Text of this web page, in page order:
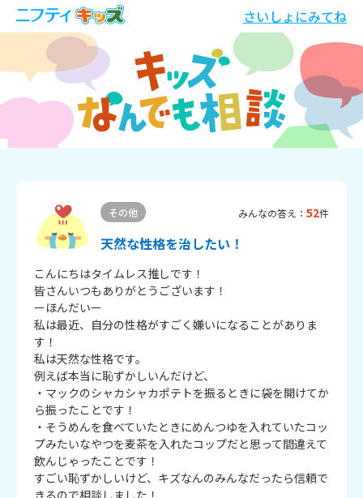
さいしょにみてね
その他 みんなの答え： 52件
天然な性格を治したい！
こんにちはタイムレス推しです！
皆さんいつもありがとうございます！
ーほんだいー
私は最近、自分の性格がすごく嫌いになることがありま
す！
私は天然な性格です。
例えば本当に恥ずかしいんだけど、
・マックのシャカシャカポテトを振るときに袋を開けてか
ら振ったことです！
・そうめんを食べていたときにめんつゆを入れていたコッ
プみたいなやつを麦茶を入れたコップだと思って間違えて
飲んじゃったことです！
すごい恥ずかしいけど、キズなんのみんなだったら信頼で